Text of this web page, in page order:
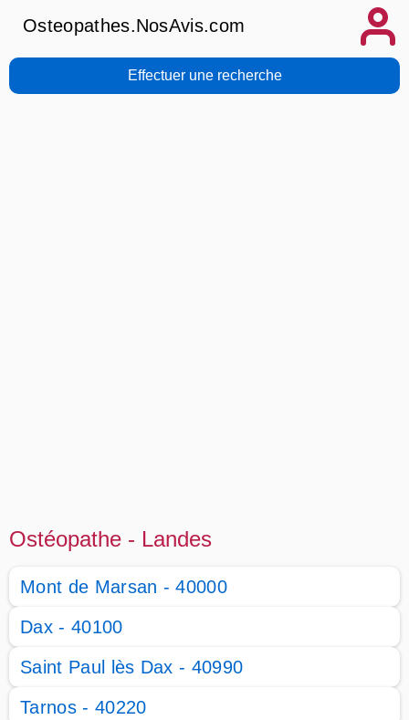
Osteopathes.NosAvis.com
Effectuer une recherche
Ostéopathe - Landes
Mont de Marsan - 40000
Dax - 40100
Saint Paul lès Dax - 40990
Tarnos - 40220